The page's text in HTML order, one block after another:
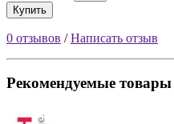
Купить
0 отзывов /Написать отзыв
Рекомендуемые товары